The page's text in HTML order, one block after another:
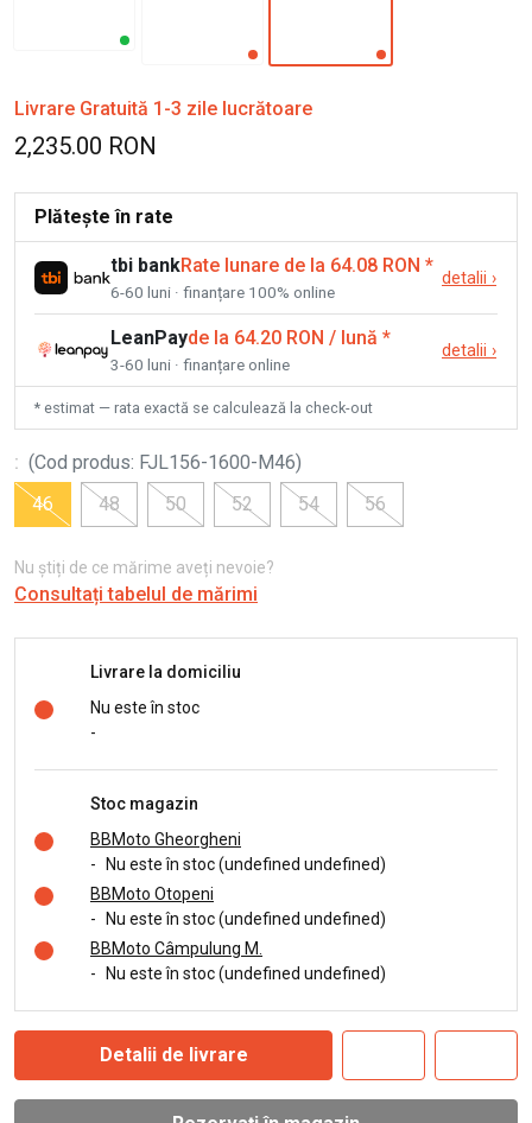
Livrare Gratuită 1-3 zile lucrătoare
2,235.00 RON
Plătește în rate
tbi bankRate lunare de la 64.08 RON *
6-60 luni · finanțare 100% online
detalii ›
LeanPayde la 64.20 RON / lună *
3-60 luni · finanțare online
detalii ›
* estimat — rata exactă se calculează la check-out
: (Cod produs: FJL156-1600-M46)
46
48 50 52 54 56
Nu știți de ce mărime aveți nevoie?
Consultați tabelul de mărimi
Livrare la domiciliu
Nu este în stoc
-
Stoc magazin
BBMoto Gheorgheni
-
Nu este în stoc (undefined undefined)
BBMoto Otopeni
-
Nu este în stoc (undefined undefined)
BBMoto Câmpulung M.
-
Nu este în stoc (undefined undefined)
Detalii de livrare